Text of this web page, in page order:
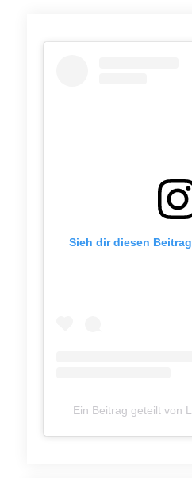
Sieh dir diesen
Ein Beitrag geteilt von